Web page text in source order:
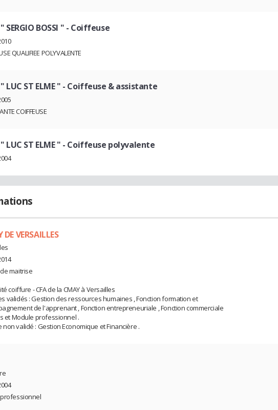
SERGIO BOSSI " - Coiffeuse
QUALIFIEE POLYVALENTE
LUC ST ELME " - Coiffeuse & assistante
COIFFEUSE
LUC ST ELME " - Coiffeuse polyvalente
DE VERSAILLES
maitrise
coiffure - CFA de la CMAY à Versailles
validés : Gestion des ressources humaines , Fonction formation et
de l'apprenant , Fonction entrepreneuriale , Fonction commerciale
et Module professionnel .
non validé : Gestion Economique et Financière .